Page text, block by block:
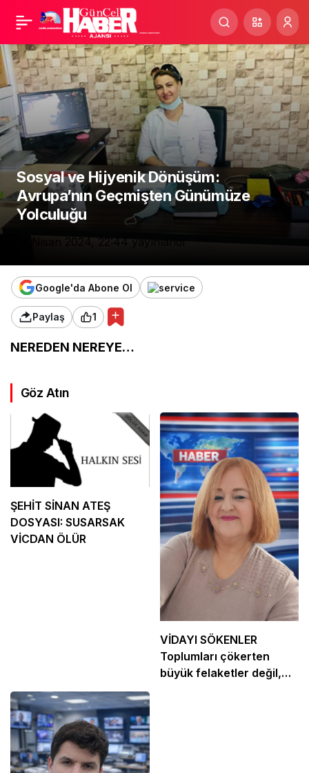
Sosyal ve Hijyenik Dönüşüm:
Avrupa’nın Geçmişten Günümüze
Yolculuğu
17 Nisan 2024, 22:44yayınlandı
Google'da Abone Ol
Paylaş 1
NEREDEN NEREYE…
Göz Atın
ŞEHİT SİNAN ATEŞ
DOSYASI: SUSARSAK
VİCDAN ÖLÜR
VİDAYI SÖKENLER
Toplumları çökerten
büyük felaketler değil,
Bombacı Mülayimi Bilir
Misiniz ?
Paylaş